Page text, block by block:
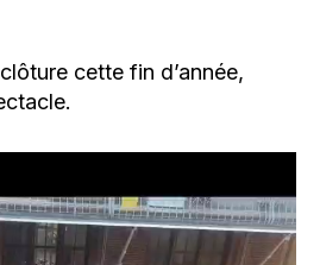
cette fin d’année,